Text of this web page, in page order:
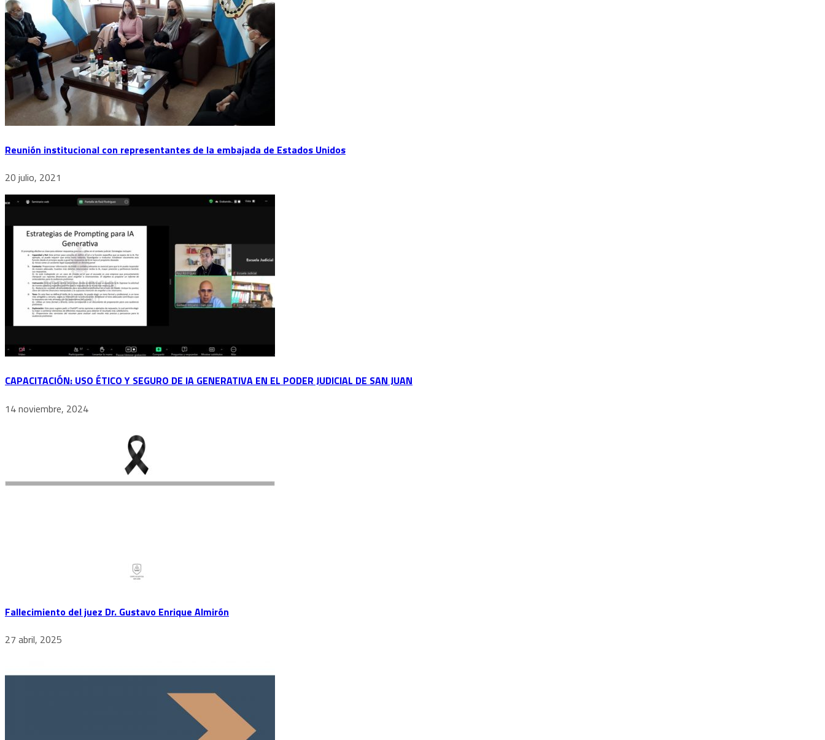
Reunión institucional con representantes de la embajada de Estados Unidos
20 julio, 2021
CAPACITACIÓN: USO ÉTICO Y SEGURO DE IA GENERATIVA EN EL PODER JUDICIAL DE SAN JUAN
14 noviembre, 2024
Fallecimiento del juez Dr. Gustavo Enrique Almirón
27 abril, 2025